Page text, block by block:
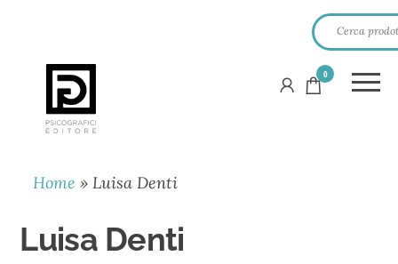
PSICOGRAFICI
EDITORE
0
Home »Luisa Denti
Luisa Denti